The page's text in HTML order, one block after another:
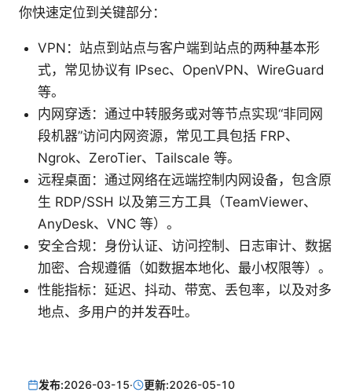
你快速定位到关键部分：
VPN：站点到站点与客户端到站点的两种基本形
式，常见协议有 IPsec、OpenVPN、WireGuard
等。
内网穿透：通过中转服务或对等节点实现“非同网
段机器”访问内网资源，常见工具包括 FRP、
Ngrok、ZeroTier、Tailscale 等。
远程桌面：通过网络在远端控制内网设备，包含原
生 RDP/SSH 以及第三方工具（TeamViewer、
AnyDesk、VNC 等）。
安全合规：身份认证、访问控制、日志审计、数据
加密、合规遵循（如数据本地化、最小权限等）。
性能指标：延迟、抖动、带宽、丢包率，以及对多
地点、多用户的并发吞吐。
发布:2026-03-15· 更新:2026-05-10